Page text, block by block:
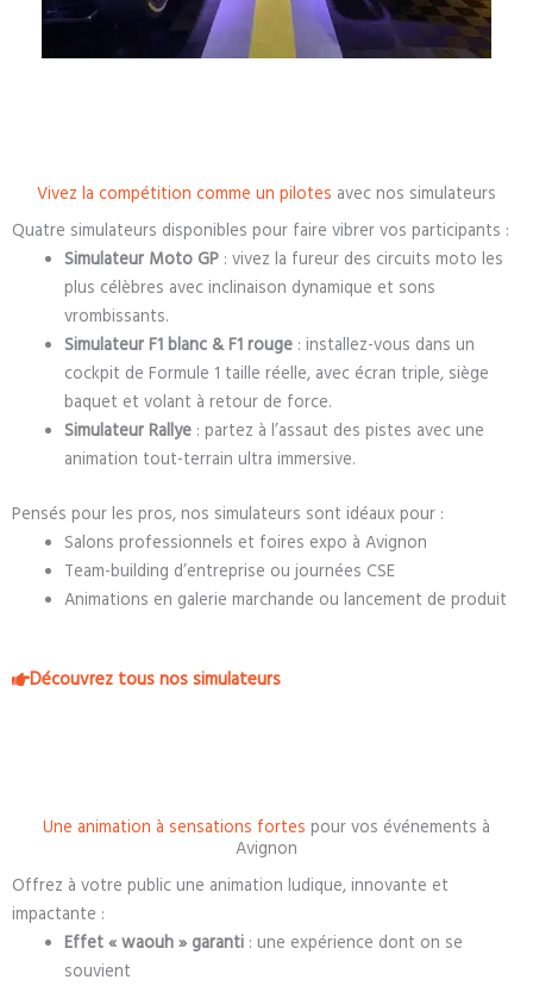
Vivez la compétition comme un pilotes avec nos simulateurs
Quatre simulateurs disponibles pour faire vibrer vos participants :
Simulateur Moto GP: vivez la fureur des circuits moto les
plus célèbres avec inclinaison dynamique et sons
vrombissants.
Simulateur F1 blanc & F1 rouge: installez-vous dans un
cockpit de Formule 1 taille réelle, avec écran triple, siège
baquet et volant à retour de force.
Simulateur Rallye: partez à l’assaut des pistes avec une
animation tout-terrain ultra immersive.
Pensés pour les pros, nos simulateurs sont idéaux pour :
Salons professionnels et foires expo à Avignon
Team-building d’entreprise ou journées CSE
Animations en galerie marchande ou lancement de produit
Découvrez tous nos simulateurs
Une animation à sensations fortes pour vos événements à
Avignon
Offrez à votre public une animation ludique, innovante et
impactante :
Effet « waouh » garanti: une expérience dont on se
souvient